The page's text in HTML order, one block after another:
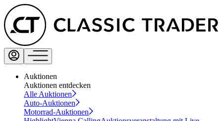
Auktionen
Auktionen entdecken
Alle Auktionen
Auto-Auktionen
Motorrad-Auktionen